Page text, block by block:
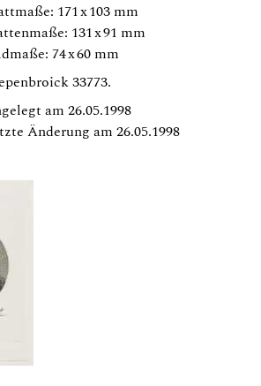
171 x 103 mm
131 x 91 mm
74 x 60 mm
33773.
am 26.05.1998
Änderung am 26.05.1998